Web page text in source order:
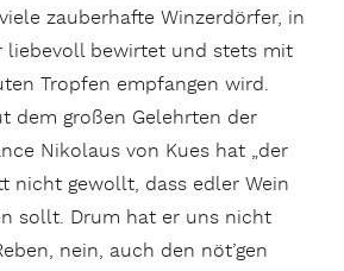
zauberhafte Winzerdörfer, in
liebevoll bewirtet und stets mit
Tropfen empfangen wird.
dem großen Gelehrten der
Nikolaus von Kues hat „der
nicht gewollt, dass edler Wein
sollt. Drum hat er uns nicht
nein, auch den nöt’gen